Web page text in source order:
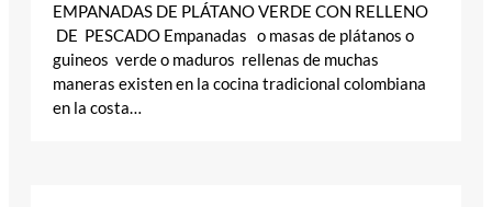
EMPANADAS DE PLÁTANO VERDE CON RELLENO
DE PESCADO Empanadas o masas de plátanos o
guineos verde o maduros rellenas de muchas
maneras existen en la cocina tradicional colombiana
en la costa…